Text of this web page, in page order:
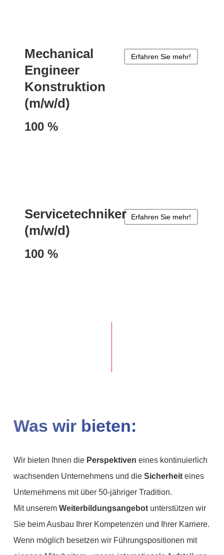
Mechanical
Engineer
Konstruktion
(m/w/d)
100 %
Erfahren Sie mehr!
Servicetechniker
(m/w/d)
100 %
Erfahren Sie mehr!
Was wir bieten:
Wir bieten Ihnen die Perspektiven eines kontinuierlich
wachsenden Unternehmens und die Sicherheiteines
Unternehmens mit über 50-jähriger Tradition.
Mit unserem Weiterbildungsangebotunterstützen wir
Sie beim Ausbau Ihrer Kompetenzen und Ihrer Karriere.
Wenn möglich besetzen wir Führungspositionen mit